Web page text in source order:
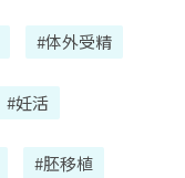
#体外受精
#妊活
#胚移植